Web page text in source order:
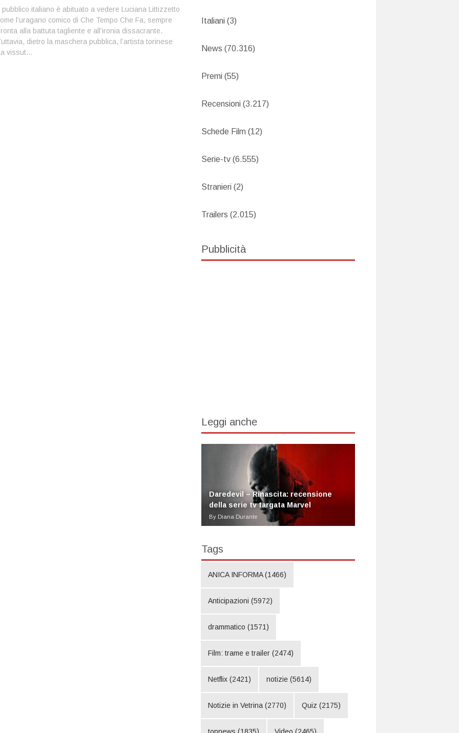
pubblico italiano è abituato a vedere Luciana Littizzetto
l’uragano comico di Che Tempo Che Fa, sempre
alla battuta tagliente e all’ironia dissacrante.
dietro la maschera pubblica, l’artista torinese
vissut...
Italiani (3)
News (70.316)
Premi (55)
Recensioni (3.217)
Schede Film (12)
Serie-tv (6.555)
Stranieri (2)
Trailers (2.015)
Pubblicità
Leggi anche
Daredevil – Rinascita: recensione
della serie tv targata Marvel
By Diana Durante
Tags
ANICA INFORMA(1466)
Anticipazioni (5972)
drammatico (1571)
Film: trame e trailer (2474)
Netflix (2421) notizie (5614)
Notizie in Vetrina (2770) Quiz (2175)